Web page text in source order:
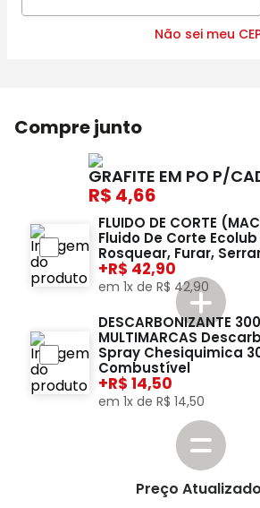
Não sei meu
Compre junto
GRAFITE EM PO P/
4,66
FLUIDO DE CORTE
Fluido De Corte
Rosquear, Furar,
+ 42,90
em 1x de R$ 42,90
DESCARBONIZANTE
MULTIMARCAS
Spray Chesiquimica
Combustível
+ 14,50
em 1x de R$ 14,50
Preço